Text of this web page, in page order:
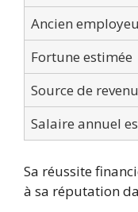
Ancien
Fortune estimée
Source de revenu
Salaire annuel
Sa réussite
à sa réputation